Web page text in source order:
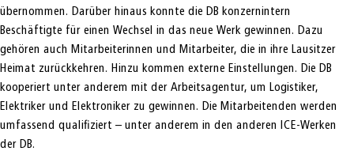
übernommen. Darüber hinaus konnte die DB konzernintern
Beschäftigte für einen Wechsel in das neue Werk gewinnen. Dazu
gehören auch Mitarbeiterinnen und Mitarbeiter, die in ihre Lausitzer
Heimat zurückkehren. Hinzu kommen externe Einstellungen. Die DB
kooperiert unter anderem mit der Arbeitsagentur, um Logistiker,
Elektriker und Elektroniker zu gewinnen. Die Mitarbeitenden werden
umfassend qualifiziert – unter anderem in den anderen ICE-Werken
der DB.